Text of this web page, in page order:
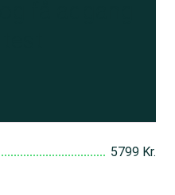
5799 Kr.